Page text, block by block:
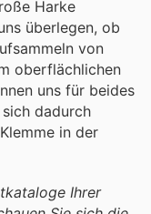
Harke
überlegen, ob
von
oberflächlichen
uns für beides
dadurch
in der
Ihrer